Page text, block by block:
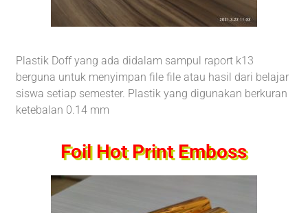
Plastik Doff yang ada didalam sampul raport k13
berguna untuk menyimpan file file atau hasil dari belajar
siswa setiap semester. Plastik yang digunakan berkuran
ketebalan 0.14 mm
Foil Hot Print Emboss